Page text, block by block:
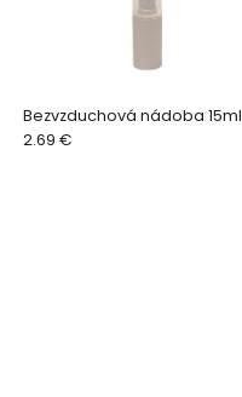
Bezvzduchová nádoba 15ml
2.69 €